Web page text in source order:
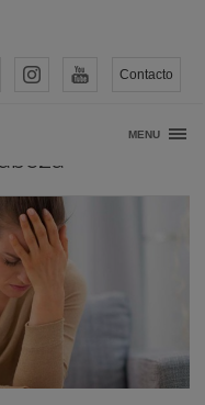
Contacto
MENU
para